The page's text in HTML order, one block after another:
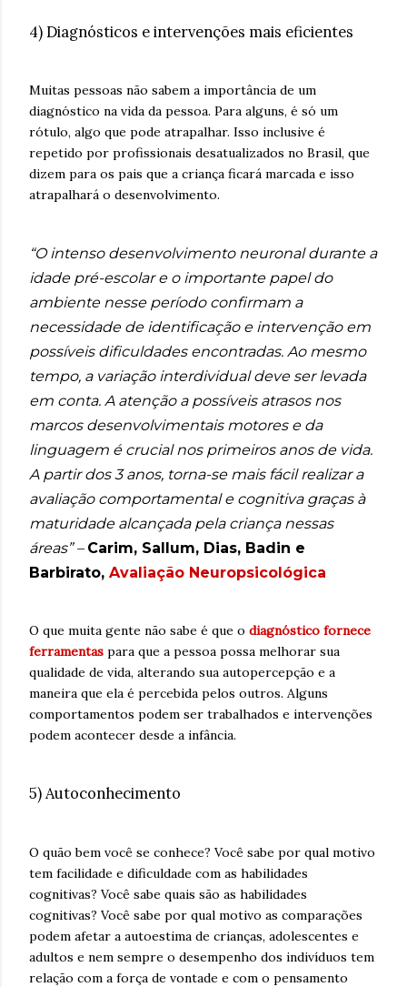
4) Diagnósticos e intervenções mais eficientes
Muitas pessoas não sabem a importância de um
diagnóstico na vida da pessoa. Para alguns, é só um
rótulo, algo que pode atrapalhar. Isso inclusive é
repetido por profissionais desatualizados no Brasil, que
dizem para os pais que a criança ficará marcada e isso
atrapalhará o desenvolvimento.
“O intenso desenvolvimento neuronal durante a
idade pré-escolar e o importante papel do
ambiente nesse período confirmam a
necessidade de identificação e intervenção em
possíveis dificuldades encontradas. Ao mesmo
tempo, a variação interdividual deve ser levada
em conta. A atenção a possíveis atrasos nos
marcos desenvolvimentais motores e da
linguagem é crucial nos primeiros anos de vida.
A partir dos 3 anos, torna-se mais fácil realizar a
avaliação comportamental e cognitiva graças à
maturidade alcançada pela criança nessas
áreas” – Carim, Sallum, Dias, Badin e
Barbirato, Avaliação Neuropsicológica
O que muita gente não sabe é que o diagnóstico fornece
ferramentas para que a pessoa possa melhorar sua
qualidade de vida, alterando sua autopercepção e a
maneira que ela é percebida pelos outros. Alguns
comportamentos podem ser trabalhados e intervenções
podem acontecer desde a infância.
5) Autoconhecimento
O quão bem você se conhece? Você sabe por qual motivo
tem facilidade e dificuldade com as habilidades
cognitivas? Você sabe quais são as habilidades
cognitivas? Você sabe por qual motivo as comparações
podem afetar a autoestima de crianças, adolescentes e
adultos e nem sempre o desempenho dos indivíduos tem
relação com a força de vontade e com o pensamento